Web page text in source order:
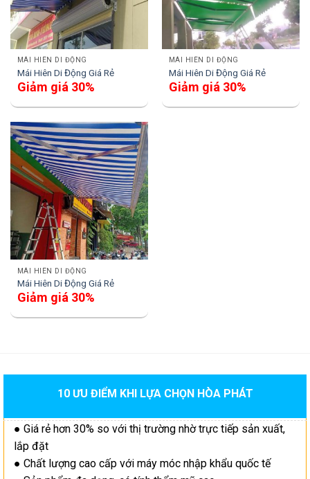
MÁI HIÊN DI ĐỘNG
Mái Hiên Di Động Giá Rẻ
Giảm giá 30%
MÁI HIÊN DI ĐỘNG
Mái Hiên Di Động Giá Rẻ
Giảm giá 30%
MÁI HIÊN DI ĐỘNG
Mái Hiên Di Động Giá Rẻ
Giảm giá 30%
10 ƯU ĐIỂM KHI LỰA CHỌN HÒA PHÁT
● Giá rẻ hơn 30% so với thị trường nhờ trực tiếp sản xuất,
lắp đặt
● Chất lượng cao cấp với máy móc nhập khẩu quốc tế